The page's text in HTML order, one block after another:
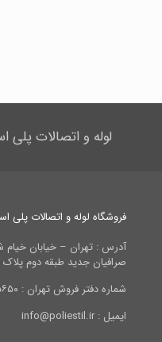
لوله و اتصالات پلی
فروشگاه لوله و اتصالات پلی
آدرس : تهران – خیابان خیام
صرافیان جدید طبقه دوم پلاک 6
شماره دفتر فروش تهران : ۳۳۹۶۵۶۵۰ ۰۲۱ – ۳۳۹۹۲۲۸۴ ۰۲۱
ایمیل : info@poliestil.ir